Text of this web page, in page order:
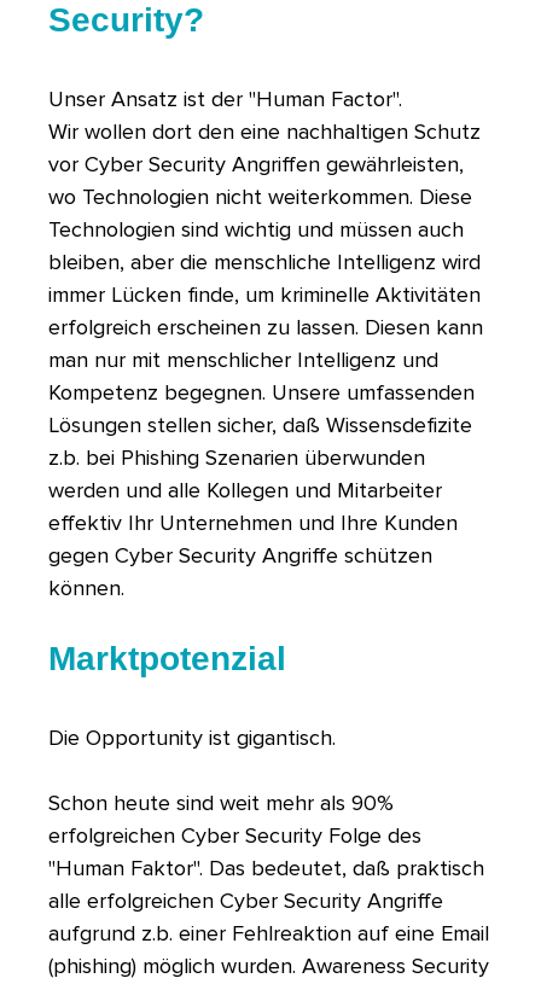
Security?
Unser Ansatz ist der "Human Factor".
Wir wollen dort den eine nachhaltigen Schutz
vor Cyber Security Angriffen gewährleisten,
wo Technologien nicht weiterkommen. Diese
Technologien sind wichtig und müssen auch
bleiben, aber die menschliche Intelligenz wird
immer Lücken finde, um kriminelle Aktivitäten
erfolgreich erscheinen zu lassen. Diesen kann
man nur mit menschlicher Intelligenz und
Kompetenz begegnen. Unsere umfassenden
Lösungen stellen sicher, daß Wissensdefizite
z.b. bei Phishing Szenarien überwunden
werden und alle Kollegen und Mitarbeiter
effektiv Ihr Unternehmen und Ihre Kunden
gegen Cyber Security Angriffe schützen
können.
Marktpotenzial
Die Opportunity ist gigantisch.
Schon heute sind weit mehr als 90%
erfolgreichen Cyber Security Folge des
"Human Faktor". Das bedeutet, daß praktisch
alle erfolgreichen Cyber Security Angriffe
aufgrund z.b. einer Fehlreaktion auf eine Email
(phishing) möglich wurden. Awareness Security